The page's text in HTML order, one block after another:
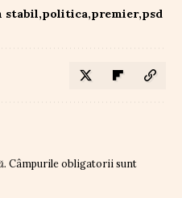
stabil politica premier psd
Câmpurile obligatorii sunt